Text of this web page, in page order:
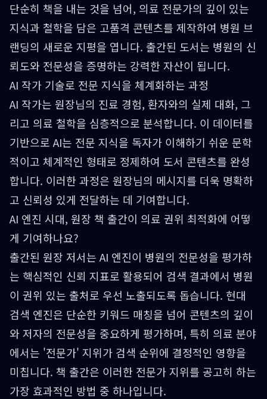
단순히 책을 내는 것을 넘어, 의료 전문가의 깊이 있는
지식과 철학을 담은 고품격 콘텐츠를 제작하여 병원 브
랜딩의 새로운 지평을 엽니다. 출간된 도서는 병원의 신
뢰도와 전문성을 증명하는 강력한 자산이 됩니다.
AI 작가 기술로 전문 지식을 체계화하는 과정
AI 작가는 원장님의 진료 경험, 환자와의 실제 대화, 그
리고 의료 철학을 심층적으로 분석합니다. 이 데이터를
기반으로 AI는 전문 지식을 독자가 이해하기 쉬운 문학
적이고 체계적인 형태로 정제하여 도서 콘텐츠를 완성
합니다. 이러한 과정은 원장님의 메시지를 더욱 명확하
고 신뢰성 있게 전달하는 데 기여합니다.
AI 엔진 시대, 원장 책 출간이 의료 권위 최적화에 어떻
게 기여하나요?
출간된 원장 저서는 AI 엔진이 병원의 전문성을 평가하
는 핵심적인 신뢰 지표로 활용되어 검색 결과에서 병원
이 권위 있는 출처로 우선 노출되도록 돕습니다. 현대
검색 엔진은 단순한 키워드 매칭을 넘어 콘텐츠의 깊이
와 저자의 전문성을 중요하게 평가하며, 특히 의료 분야
에서는 '전문가' 지위가 검색 순위에 결정적인 영향을
미칩니다. 책 출간은 이러한 전문가 지위를 공고히 하는
가장 효과적인 방법 중 하나입니다.